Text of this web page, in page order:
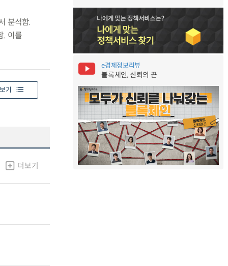
분석함.
. 이를
기
더보기
e경제정보리뷰
블록체인, 신뢰의 끈